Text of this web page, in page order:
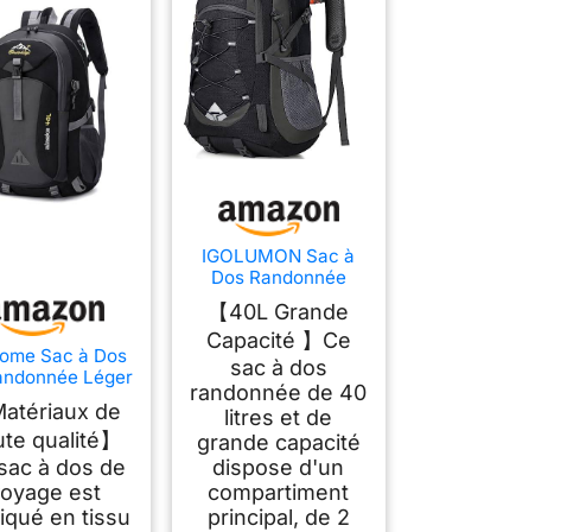
Sac à Dos
Léger
Sac à Dos de
Trekking en
pour
Hommes,
Sport en
Sports de
Air, Camping,
de
qualité】
à dos de
est
en tissu
IGOLUMON Sac à
Dos Randonnée
Homme Femme 40L
Ultraléger Pliable
Grande Sac à Dos
Voyage Sac à Dos
pour Trekking Sport
Camping,Noir
【40L Grande
Capacité 】Ce
sac à dos
randonnée de 40
litres et de
grande capacité
dispose d'un
compartiment
principal, de 2